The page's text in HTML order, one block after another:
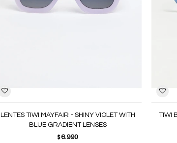
LENTES TIWI MAYFAIR - SHINY VIOLET WITH
BLUE GRADIENT LENSES
$ 6.990
TIWI